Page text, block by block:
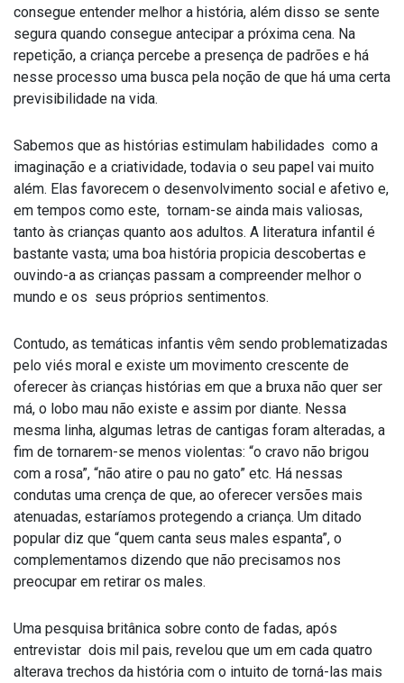
consegue entender melhor a história, além disso se sente
segura quando consegue antecipar a próxima cena. Na
repetição, a criança percebe a presença de padrões e há
nesse processo uma busca pela noção de que há uma certa
previsibilidade na vida.
Sabemos que as histórias estimulam habilidades como a
imaginação e a criatividade, todavia o seu papel vai muito
além. Elas favorecem o desenvolvimento social e afetivo e,
em tempos como este, tornam-se ainda mais valiosas,
tanto às crianças quanto aos adultos. A literatura infantil é
bastante vasta; uma boa história propicia descobertas e
ouvindo-a as crianças passam a compreender melhor o
mundo e os seus próprios sentimentos.
Contudo, as temáticas infantis vêm sendo problematizadas
pelo viés moral e existe um movimento crescente de
oferecer às crianças histórias em que a bruxa não quer ser
má, o lobo mau não existe e assim por diante. Nessa
mesma linha, algumas letras de cantigas foram alteradas, a
fim de tornarem-se menos violentas: “o cravo não brigou
com a rosa”, “não atire o pau no gato” etc. Há nessas
condutas uma crença de que, ao oferecer versões mais
atenuadas, estaríamos protegendo a criança. Um ditado
popular diz que “quem canta seus males espanta”, o
complementamos dizendo que não precisamos nos
preocupar em retirar os males.
Uma pesquisa britânica sobre conto de fadas, após
entrevistar dois mil pais, revelou que um em cada quatro
alterava trechos da história com o intuito de torná-las mais